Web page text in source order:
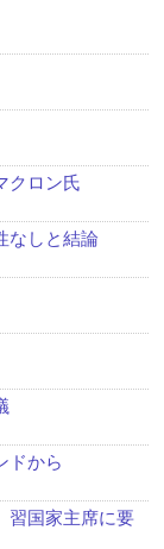
クロン氏
なしと結論
ドから
国家主席に要